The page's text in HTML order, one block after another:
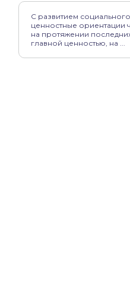
С развитием
ценностные ориентации
на протяжении
главной ценностью, на ...